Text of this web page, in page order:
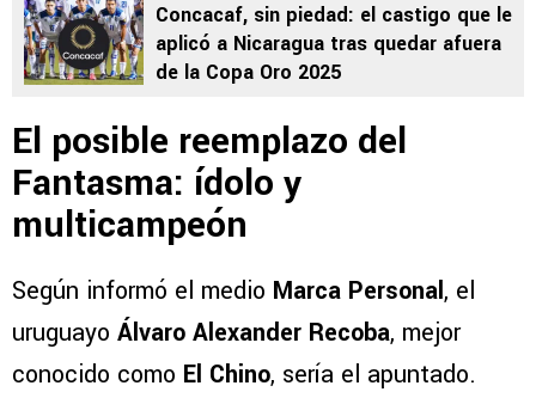
Concacaf, sin piedad: el castigo que le
aplicó a Nicaragua tras quedar afuera
de la Copa Oro 2025
El posible reemplazo del
Fantasma: ídolo y
multicampeón
Según informó el medio Marca Personal, el
uruguayo Álvaro Alexander Recoba, mejor
conocido como El Chino, sería el apuntado.